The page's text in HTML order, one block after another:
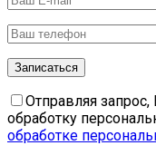
Отправляя
обработку
обработке